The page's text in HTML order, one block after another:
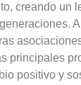
creando un
principales
positivo y